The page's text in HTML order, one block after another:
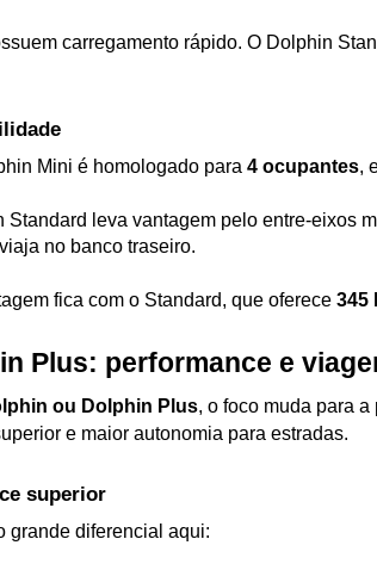
carregamento rápido. O Dolphin
Mini é homologado para 4 ocupantes,
Standard leva vantagem pelo entre-eixos
no banco traseiro.
fica com o Standard, que oferece 345
Plus: performance e
ou Dolphin Plus, o foco muda para
e maior autonomia para estradas.
superior
grande diferencial aqui: